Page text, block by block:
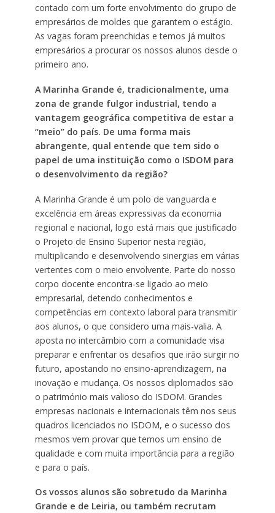
contado com um forte envolvimento do grupo de
empresários de moldes que garantem o estágio.
As vagas foram preenchidas e temos já muitos
empresários a procurar os nossos alunos desde o
primeiro ano.
A Marinha Grande é, tradicionalmente, uma
zona de grande fulgor industrial, tendo a
vantagem geográfica competitiva de estar a
“meio” do país. De uma forma mais
abrangente, qual entende que tem sido o
papel de uma instituição como o ISDOM para
o desenvolvimento da região?
A Marinha Grande é um polo de vanguarda e
excelência em áreas expressivas da economia
regional e nacional, logo está mais que justificado
o Projeto de Ensino Superior nesta região,
multiplicando e desenvolvendo sinergias em várias
vertentes com o meio envolvente. Parte do nosso
corpo docente encontra-se ligado ao meio
empresarial, detendo conhecimentos e
competências em contexto laboral para transmitir
aos alunos, o que considero uma mais-valia. A
aposta no intercâmbio com a comunidade visa
preparar e enfrentar os desafios que irão surgir no
futuro, apostando no ensino-aprendizagem, na
inovação e mudança. Os nossos diplomados são
o património mais valioso do ISDOM. Grandes
empresas nacionais e internacionais têm nos seus
quadros licenciados no ISDOM, e o sucesso dos
mesmos vem provar que temos um ensino de
qualidade e com muita importância para a região
e para o país.
Os vossos alunos são sobretudo da Marinha
Grande e de Leiria, ou também recrutam